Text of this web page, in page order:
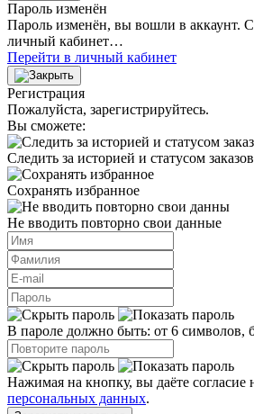
Пароль изменён
Пароль изменён, вы вошли в аккаунт.
личный кабинет…
Перейти в личный кабинет
Регистрация
Пожалуйста, зарегистрируйтесь.
Вы сможете:
Следить за историей и статусом заказов
Сохранять избранное
Не вводить повторно свои данные
В пароле должно быть: от 6 символов,
Нажимая на кнопку, вы даёте согласие
персональных данных.